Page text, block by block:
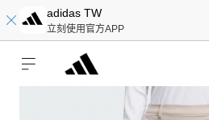
adidas TW
立刻使用官方APP